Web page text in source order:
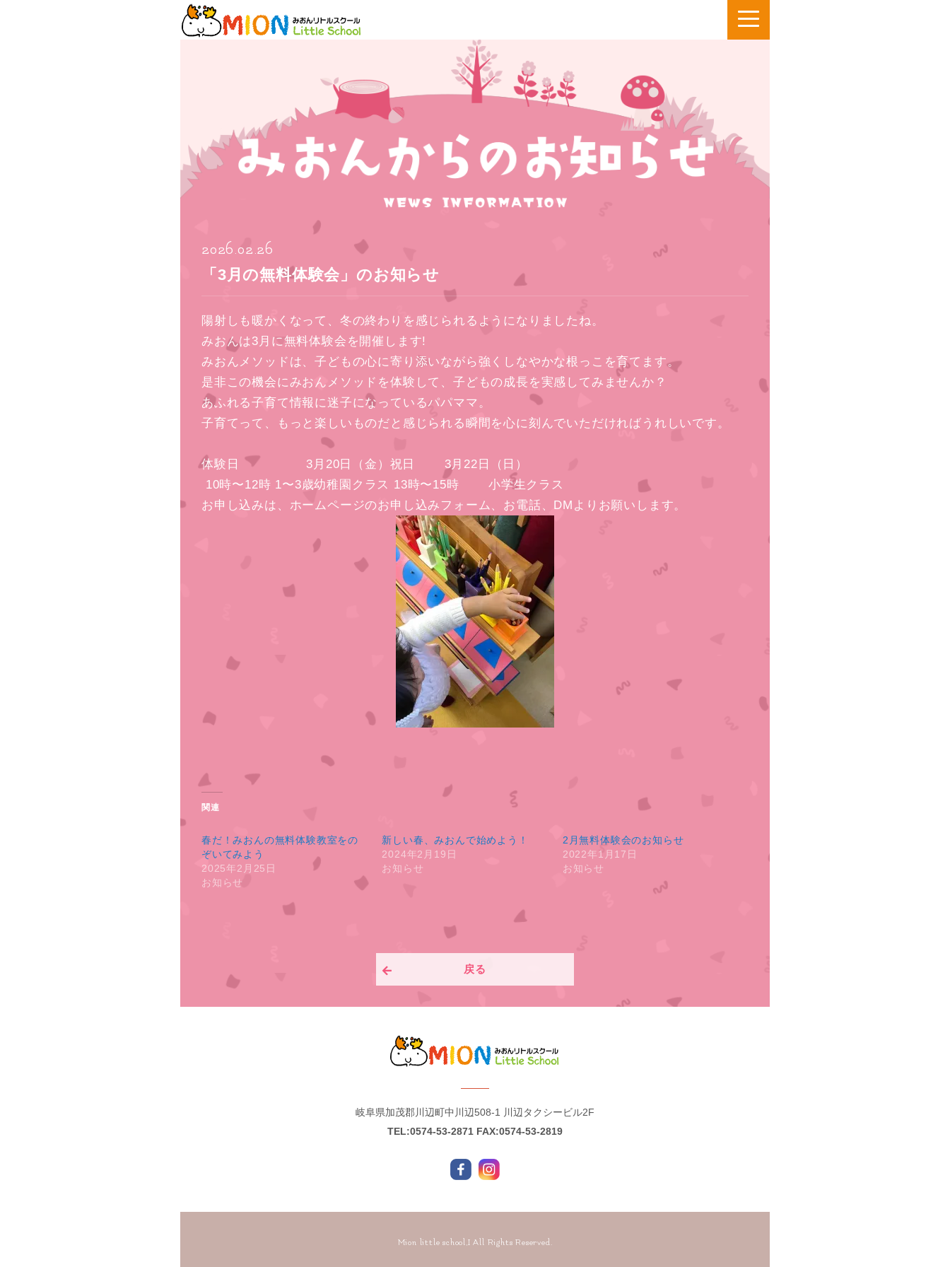
2026.02.26
「3月の無料体験会」のお知らせ
陽射しも暖かくなって、冬の終わりを感じられるようになりましたね。
みおんは3月に無料体験会を開催します!
みおんメソッドは、子どもの心に寄り添いながら強くしなやかな根っこを育てます。
是非この機会にみおんメソッドを体験して、子どもの成長を実感してみませんか？
あふれる子育て情報に迷子になっているパパママ。
子育てって、もっと楽しいものだと感じられる瞬間を心に刻んでいただければうれしいです。
体験日 3月20日（金）祝日 3月22日（日）
10時〜12時 1〜3歳幼稚園クラス 13時〜15時 小学生クラス
お申し込みは、ホームページのお申し込みフォーム、お電話、DMよりお願いします。
関連
春だ！みおんの無料体験教室をの
ぞいてみよう
2025年2月25日
お知らせ
新しい春、みおんで始めよう！
2024年2月19日
お知らせ
2月無料体験会のお知らせ
2022年1月17日
お知らせ
戻る
岐阜県加茂郡川辺町中川辺508-1 川辺タクシービル2F
TEL:0574-53-2871 FAX:0574-53-2819
Mion little school,I All Rights Reserved.